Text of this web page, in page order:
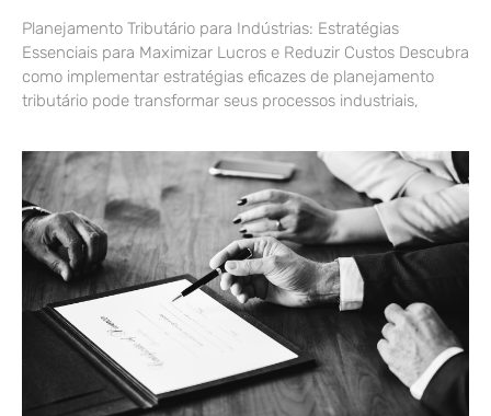
Planejamento Tributário para Indústrias: Estratégias
Essenciais para Maximizar Lucros e Reduzir Custos Descubra
como implementar estratégias eficazes de planejamento
tributário pode transformar seus processos industriais,